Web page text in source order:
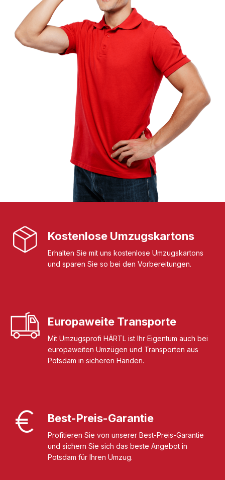
Kostenlose Umzugskartons
Erhalten Sie mit uns kostenlose Umzugskartons
und sparen Sie so bei den Vorbereitungen.
Europaweite Transporte
Mit Umzugsprofi HÄRTL ist Ihr Eigentum auch bei
europaweiten Umzügen und Transporten aus
Potsdam in sicheren Händen.
Best-Preis-Garantie
Profitieren Sie von unserer Best-Preis-Garantie
und sichern Sie sich das beste Angebot in
Potsdam für Ihren Umzug.